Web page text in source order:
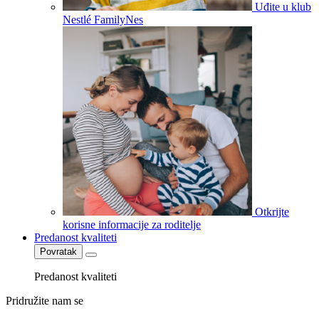
Uđite u klub
Nestlé FamilyNes
Otkrijte
korisne informacije za roditelje
Predanost kvaliteti
Povratak
Predanost kvaliteti
Pridružite nam se